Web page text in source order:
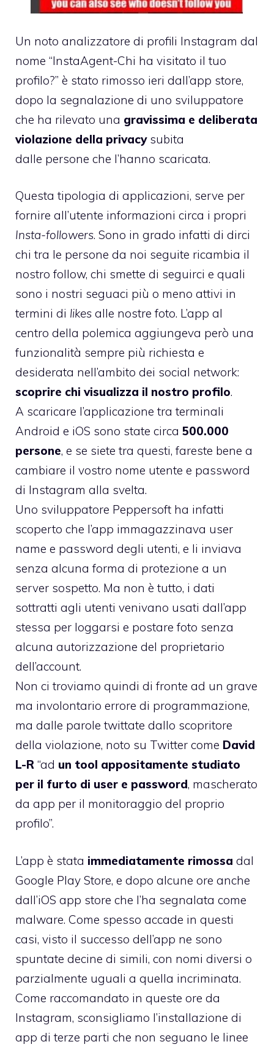
Un noto analizzatore di profili Instagram dal
nome “InstaAgent-Chi ha visitato il tuo
profilo?” è stato rimosso ieri dall’app store,
dopo la segnalazione di uno sviluppatore
che ha rilevato una gravissima e deliberata
violazione della privacysubita
dalle persone che l’hanno scaricata.
Questa tipologia di applicazioni, serve per
fornire all’utente informazioni circa i propri
Insta-followers. Sono in grado infatti di dirci
chi tra le persone da noi seguite ricambia il
nostro follow, chi smette di seguirci e quali
sono i nostri seguaci più o meno attivi in
termini di likes alle nostre foto. L’app al
centro della polemica aggiungeva però una
funzionalità sempre più richiesta e
desiderata nell’ambito dei social network:
scoprire chi visualizza il nostro profilo.
A scaricare l’applicazione tra terminali
Android e iOS sono state circa 500.000
persone, e se siete tra questi, fareste bene a
cambiare il vostro nome utente e password
di Instagram alla svelta.
Uno sviluppatore Peppersoft ha infatti
scoperto che l’app immagazzinava user
name e password degli utenti, e li inviava
senza alcuna forma di protezione a un
server sospetto. Ma non è tutto, i dati
sottratti agli utenti venivano usati dall’app
stessa per loggarsi e postare foto senza
alcuna autorizzazione del proprietario
dell’account.
Non ci troviamo quindi di fronte ad un grave
ma involontario errore di programmazione,
ma dalle parole twittate dallo scopritore
della violazione, noto su Twitter come David
L-R “ad un tool appositamente studiato
per il furto di user e password, mascherato
da app per il monitoraggio del proprio
profilo”.
L’app è stata immediatamente rimossa dal
Google Play Store, e dopo alcune ore anche
dall’iOS app store che l’ha segnalata come
malware. Come spesso accade in questi
casi, visto il successo dell’app ne sono
spuntate decine di simili, con nomi diversi o
parzialmente uguali a quella incriminata.
Come raccomandato in queste ore da
Instagram, sconsigliamo l’installazione di
app di terze parti che non seguano le linee